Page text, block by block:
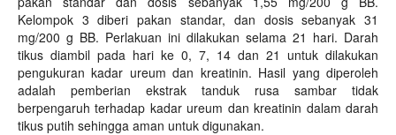
Kelompok 3 diberi pakan standar, dan dosis sebanyak 31
mg/200 g BB. Perlakuan ini dilakukan selama 21 hari. Darah
tikus diambil pada hari ke 0, 7, 14 dan 21 untuk dilakukan
pengukuran kadar ureum dan kreatinin. Hasil yang diperoleh
adalah pemberian ekstrak tanduk rusa sambar tidak
berpengaruh terhadap kadar ureum dan kreatinin dalam darah
tikus putih sehingga aman untuk digunakan.